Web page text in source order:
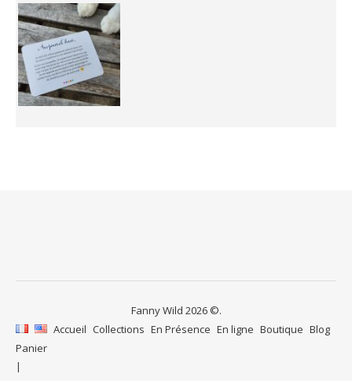
Fanny Wild 2026 ©.
Accueil Collections En Présence En ligne Boutique Blog
Panier